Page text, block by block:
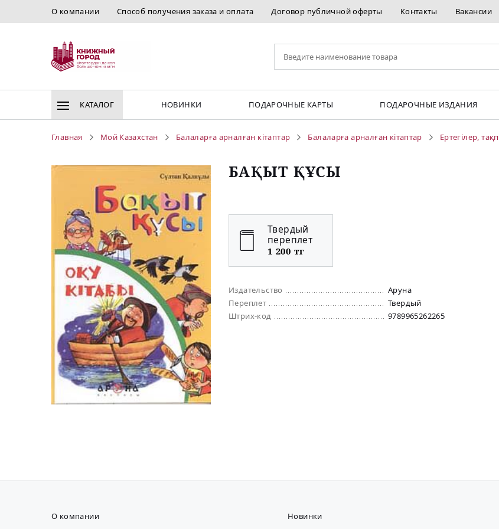
О компании Способ получения заказа и оплата Договор публичной оферты Контакты Вакансии
КАТАЛОГ НОВИНКИ ПОДАРОЧНЫЕ КАРТЫ ПОДАРОЧНЫЕ ИЗДАНИЯ
Главная Мой Казахстан Балаларға арналған кітаптар Балаларға арналған кітаптар Ертегілер,
БАҚЫТ ҚҰСЫ
Твердый
переплет
1 200 тг
Издательство
Аруна
Переплет
Твердый
Штрих-код
9789965262265
О компании
Новинки